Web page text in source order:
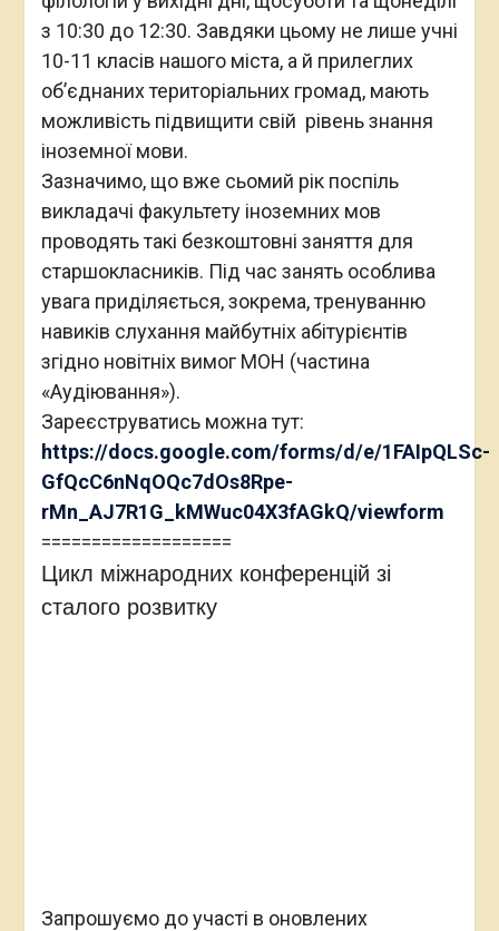
з 10:30 до 12:30. Завдяки цьому не лише учні
10-11 класів нашого міста, а й прилеглих
об’єднаних територіальних громад, мають
можливість підвищити свій рівень знання
іноземної мови.
Зазначимо, що вже сьомий рік поспіль
викладачі факультету іноземних мов
проводять такі безкоштовні заняття для
старшокласників. Під час занять особлива
увага приділяється, зокрема, тренуванню
навиків слухання майбутніх абітурієнтів
згідно новітніх вимог МОН (частина
«Аудіювання»).
Зареєструватись можна тут:
https://docs.google.com/forms/d/e/1FAIpQLSc-
GfQcC6nNqOQc7dOs8Rpe-
rMn_AJ7R1G_kMWuc04X3fAGkQ/viewform
===================
Цикл міжнародних конференцій зі
сталого розвитку
Запрошуємо до участі в оновлених